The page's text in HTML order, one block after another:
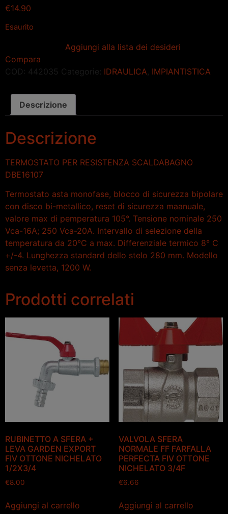
€14.90
Esaurito
Aggiungi alla lista dei desideri
Compara
COD: 442035 Categorie: IDRAULICA IMPIANTISTICA
Descrizione
Descrizione
TERMOSTATO PER RESISTENZA SCALDABAGNO
DBE16107
Termostato asta monofase, blocco di sicurezza bipolare
con disco bi-metallico, reset di sicurezza maanuale,
valore max di pemperatura 105°. Tensione nominale 250
Vca-16A; 250 Vca-20A. Intervallo di selezione della
temperatura da 20°C a max. Differenziale termico 8° C
+/-4. Lunghezza standard dello stelo 280 mm. Modello
senza levetta, 1200 W.
Prodotti correlati
RUBINETTO A SFERA +
LEVA GARDEN EXPORT
FIV OTTONE NICHELATO
1/2X3/4
€8.00
Aggiungi al carrello
VALVOLA SFERA
NORMALE FF FARFALLA
PERFECTA FIV OTTONE
NICHELATO 3/4F
€6.66
Aggiungi al carrello